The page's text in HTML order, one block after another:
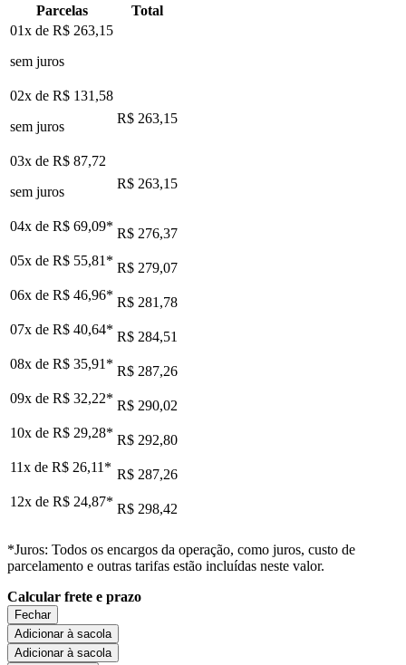
Parcelas
Total
01x de R$ 263,15
sem juros
02x de R$ 131,58
sem juros
R$ 263,15
03x de R$ 87,72
sem juros
R$ 263,15
04x de R$ 69,09* R$ 276,37
05x de R$ 55,81 * R$ 279,07
06x de R$ 46,96* R$ 281,78
07x de R$ 40,64* R$ 284,51
08x de R$ 35,91 * R$ 287,26
09x de R$ 32,22* R$ 290,02
10x de R$ 29,28* R$ 292,80
11x de R$ 26,11 * R$ 287,26
12x de R$ 24,87* R$ 298,42
*Juros: Todos os encargos da operação, como juros, custo de
parcelamento e outras tarifas estão incluídas neste valor.
Calcular frete e prazo
Fechar
Adicionar à sacola
Adicionar à sacola